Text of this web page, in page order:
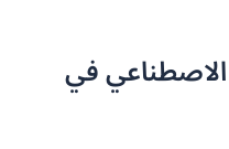
الاصطناعي في